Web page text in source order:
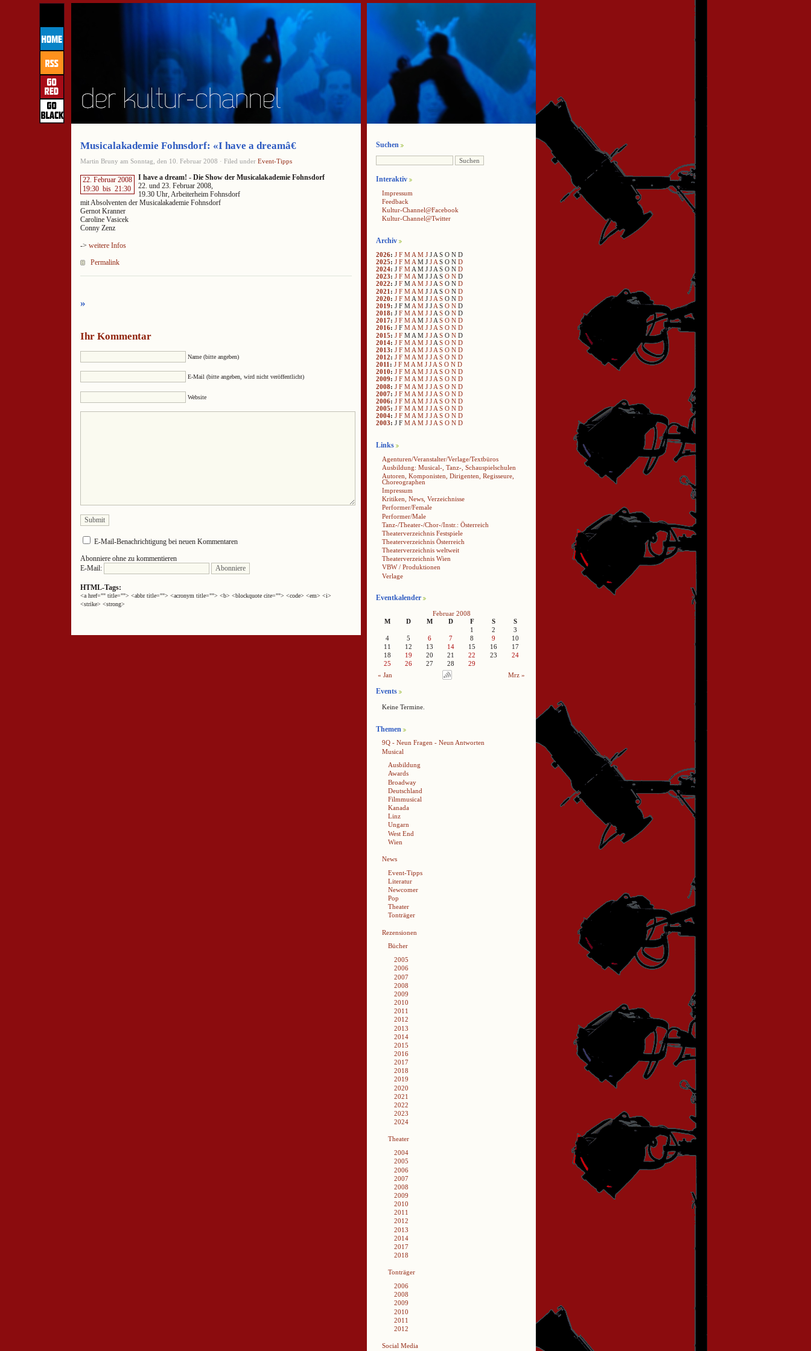
Musicalakademie Fohnsdorf: «I have a dreamâ€
Martin Bruny am Sonntag, den 10. Februar 2008 · Filed under Event-Tipps
22. Februar 2008
19:30 bis 21:30
I have a dream! - Die Show der Musicalakademie Fohnsdorf
22. und 23. Februar 2008,
19.30 Uhr, Arbeiterheim Fohnsdorf
mit Absolventen der Musicalakademie Fohnsdorf
Gernot Kranner
Caroline Vasicek
Conny Zenz
-> weitere Infos
Permalink
»
Ihr Kommentar
Name (bitte angeben)
E-Mail (bitte angeben, wird nicht veröffentlicht)
Website
E-Mail-Benachrichtigung bei neuen Kommentaren
Abonniere ohne zu kommentieren
E-Mail:
HTML-Tags:
<a href="" title=""> <abbr title=""> <acronym title=""> <b> <blockquote cite=""> <code> <em> <i>
<strike> <strong>
Suchen
Interaktiv
Impressum
Feedback
Kultur-Channel@Facebook
Kultur-Channel@Twitter
Archiv
2026: J F M A M J J A S O N D
2025: J F M A M J J A S O N D
2024: J F M A M J J A S O N D
2023: J F M A M J J A S O N D
2022: J F MA M J JA S O N D
2021 : J F M A M J J A S O N D
2020: J F M A M J J A S O N D
2019: J F M A M J J A S O N D
2018: J F M A M J J A S O N D
2017: J F M A M J J A S O N D
2016: J F M A M J J A S O N D
2015: J F M A M J J A S O N D
2014: J F M A M J J A S O N D
2013: J F M A M J J A S O N D
2012: J F M A M J J A S O N D
2011 : J F M A M J J A S O N D
2010: J F M A M J J A S O N D
2009: J F MA M J JA S O N D
2008: J F M A M J J A S O N D
2007: J F M A M J J A S O N D
2006: J F M A M J J A S O N D
2005: J F M A M J J A S O N D
2004: J F M A M J J A S O N D
2003: J F M A M J J A S O N D
Links
Agenturen/Veranstalter/Verlage/Textbüros
Ausbildung: Musical-, Tanz-, Schauspielschulen
Autoren, Komponisten, Dirigenten, Regisseure,
Choreographen
Impressum
Kritiken, News, Verzeichnisse
Performer/Female
Performer/Male
Tanz-/Theater-/Chor-/Instr.: Österreich
Theaterverzeichnis Festspiele
Theaterverzeichnis Österreich
Theaterverzeichnis weltweit
Theaterverzeichnis Wien
VBW / Produktionen
Verlage
Eventkalender
Februar 2008
M
D M D F S
S
1
2
3
4
5 6 7 8 9
10
11
12 13 14 15 16
17
18
19 20 21 22 23
24
25
26 27 28
29
« Jan
Mrz »
Events
Keine Termine.
Themen
9Q - Neun Fragen - Neun Antworten
Musical
Ausbildung
Awards
Broadway
Deutschland
Filmmusical
Kanada
Linz
Ungarn
West End
Wien
News
Event-Tipps
Literatur
Newcomer
Pop
Theater
Tonträger
Rezensionen
Bücher
2005
2006
2007
2008
2009
2010
2011
2012
2013
2014
2015
2016
2017
2018
2019
2020
2021
2022
2023
2024
Theater
2004
2005
2006
2007
2008
2009
2010
2011
2012
2013
2014
2017
2018
Tonträger
2006
2008
2009
2010
2011
2012
Social Media